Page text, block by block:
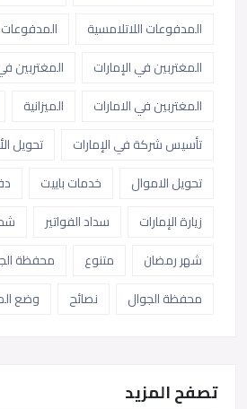
المدفوعات اللاتلامسية
المدفوعات
المغتربين في الإمارات
المغتربين
المغتربين في الامارات
الميزانية
تأسيس شركة في الإمارات
تحويل
تحويل الاموال
خدمات باييت
زيارة الإمارات
سداد الفواتير
شهر رمضان
متنوع
محفظة
محفظة الجوال
نصائح وضع
تصفح المزيد